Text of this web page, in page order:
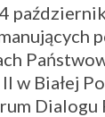
II w Białej
Dialogu